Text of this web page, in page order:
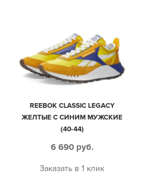
REEBOK CLASSIC LEGACY
ЖЕЛТЫЕ С СИНИМ МУЖСКИЕ
(40-44)
6 690 руб.
Заказать в 1 клик